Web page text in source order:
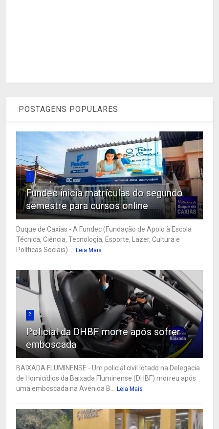
POSTAGENS POPULARES
1
Fundec inicia matrículas do segundo
semestre para cursos online
Duque de Caxias - A Fundec (Fundação de Apoio à Escola
Técnica, Ciência, Tecnologia, Esporte, Lazer, Cultura e
Políticas Sociais) ...
Leia Mais
2
Policial da DHBF morre após sofrer
emboscada
BAIXADA FLUMINENSE - Um policial civil lotado na Delegacia
de Homicídios da Baixada Fluminense (DHBF) morreu após
uma emboscada na Avenida B...
Leia Mais